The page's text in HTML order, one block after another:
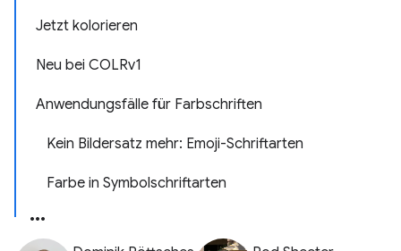
Jetzt kolorieren
Neu bei COLRv1
Anwendungsfälle für Farbschriften
Kein Bildersatz mehr: Emoji-Schriftarten
Farbe in Symbolschriftarten